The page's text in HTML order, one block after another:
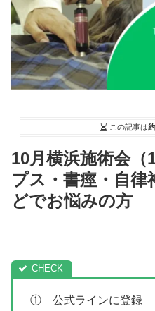
この記事は
10月横浜施術会（
プス・書痙・自律
どでお悩みの方
① 公式ラインに登録